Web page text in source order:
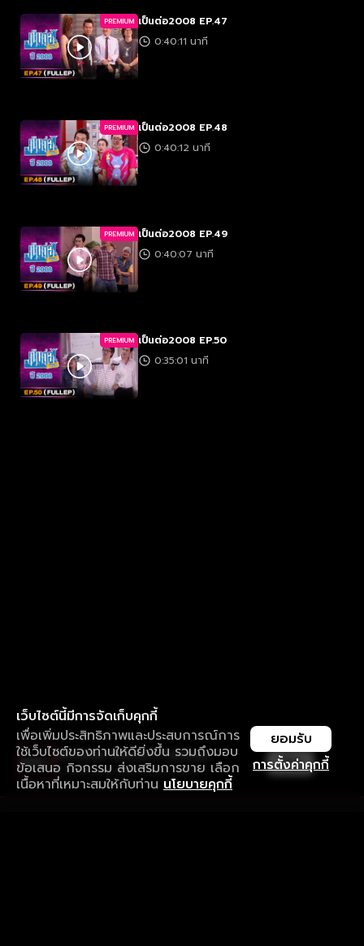
PREMIUM เป็นต่อ2008 EP.47
0:40:11 นาที
PREMIUM เป็นต่อ2008 EP.48
0:40:12 นาที
PREMIUM เป็นต่อ2008 EP.49
0:40:07 นาที
PREMIUM เป็นต่อ2008 EP.50
0:35:01 นาที
เว็บไซต์นี้มีการจัดเก็บคุกกี้
เพื่อเพิ่มประสิทธิภาพและประสบการณ์การ
ใช้เว็บไซต์ของท่านให้ดียิ่งขึ้น รวมถึงมอบ
ข้อเสนอ กิจกรรม ส่งเสริมการขาย เลือก
เนื้อหาที่เหมาะสมให้กับท่าน นโยบายคุกกี้
การตั้งค่าคุกกี้
ยอมรับ
ใช้งานแอป ลื่นไหลกว่า ไม่มีสะดุด
ดาวน์โหลดแอปเพื่อการรับชมที่ดีกว่า เปิด